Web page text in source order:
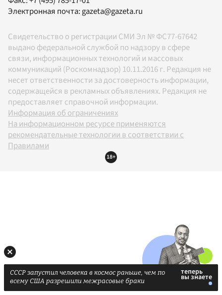
Электронная почта:gazeta@gazeta.ru
Свидетельство о регистрации СМИ Эл № ФС77-67642
выдано федеральной службой по надзору в сфере
связи, информационных технологий и массовых
коммуникаций (Роскомнадзор) 10.11.2016 г. Редакция не
несет ответственности за достоверность информации,
содержащейся в рекламных объявлениях. Редакция не
предоставляет справочной информации.
Информация об ограничениях
На информационном ресурсе применяются
рекомендательные технологии в соответствии с
Правилами
18+
СССР запустил человека в космос раньше, чем по
всему США разрешили межрасовые браки